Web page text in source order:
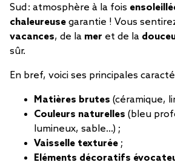
Sud : atmosphère à la fois
chaleureuse garantie ! Vous
vacances, de la mer et de la
sûr.
En bref, voici ses principales
Matières brutes (céramique,
Couleurs naturelles (bleu
lumineux, sable…) ;
Vaisselle texturée ;
Eléments décoratifs